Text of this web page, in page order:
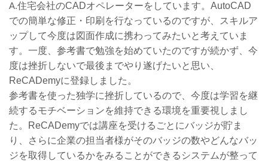
A.住宅会社のCADオペレーターをしています。AutoCAD
での簡単な修正・印刷を行なっているのですが、スキルア
ップして今度は図面作成に携わってみたいと考えていま
す。一度、参考書で勉強を始めていたのですが続かず、今
度は挫折しないで最後までやり遂げたいと思い、
ReCADemyに登録しました。
参考書を使った独学に挫折しているので、今度は学習を継
続するモチベーションを維持できる環境を重要視しまし
た。ReCADemyでは講座を受けるごとにバッジが貯ま
り、さらに企業の担当者様がそのバッジの数やどんなバッ
ジを取得しているかをみることができるシステムが整って